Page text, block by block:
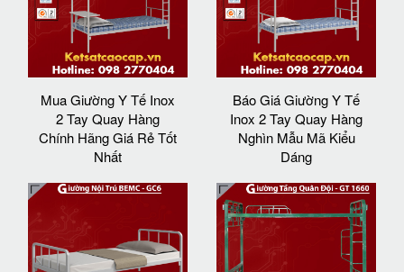
Mua Giường Y Tế Inox
2 Tay Quay Hàng
Chính Hãng Giá Rẻ Tốt
Nhất
Báo Giá Giường Y Tế
Inox 2 Tay Quay Hàng
Nghìn Mẫu Mã Kiểu
Dáng